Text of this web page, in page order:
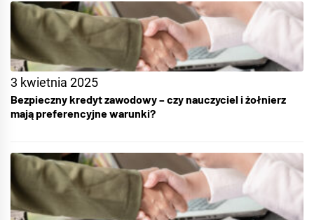
3 kwietnia 2025
Bezpieczny kredyt zawodowy – czy nauczyciel i żołnierz
mają preferencyjne warunki?